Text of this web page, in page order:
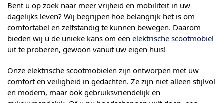
Bent u op zoek naar meer vrijheid en mobiliteit in uw
dagelijks leven? Wij begrijpen hoe belangrijk het is om
comfortabel en zelfstandig te kunnen bewegen. Daarom
bieden wij u de unieke kans om een elektrische scootmobiel
uit te proberen, gewoon vanuit uw eigen huis!
Onze elektrische scootmobielen zijn ontworpen met uw
comfort en veiligheid in gedachten. Ze zijn niet alleen stijlvol
en modern, maar ook gebruiksvriendelijk en